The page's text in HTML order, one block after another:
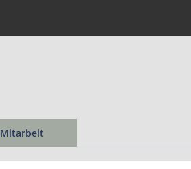
Mitarbeit